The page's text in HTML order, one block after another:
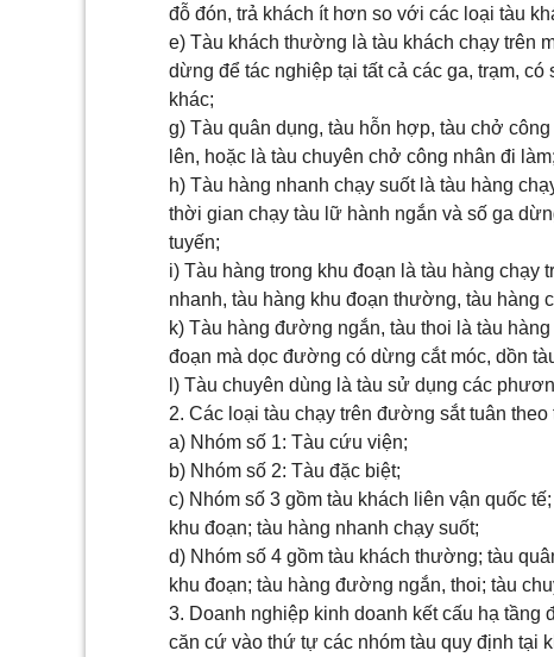
đỗ đón, trả khách ít hơn so với các loại tàu
e) Tàu khách thường là tàu khách chạy trên
dừng để tác nghiệp tại tất cả các ga, trạm,
khác;
g) Tàu quân dụng, tàu hỗn hợp, tàu chở
lên, hoặc là tàu chuyên chở công nhân đi làm;
h) Tàu hàng nhanh chạy suốt là tàu hàng
thời gian chạy tàu lữ hành ngắn và số ga
tuyến;
i) Tàu hàng trong khu đoạn là tàu hàng chạy
nhanh, tàu hàng khu đoạn thường, tàu hàng
k) Tàu hàng đường ngắn, tàu thoi là tàu
đoạn mà dọc đường có dừng cắt móc, dồn
l) Tàu chuyên dùng là tàu sử dụng các
2. Các loại tàu chạy trên đường sắt tuân
a) Nhóm số 1: Tàu cứu viện;
b) Nhóm số 2: Tàu đặc biệt;
c) Nhóm số 3 gồm tàu khách liên vận quốc
khu đoạn; tàu hàng nhanh chạy suốt;
d) Nhóm số 4 gồm tàu khách thường; tàu
khu đoạn; tàu hàng đường ngắn, thoi; tàu
3. Doanh nghiệp kinh doanh kết cấu hạ
căn cứ vào thứ tự các nhóm tàu quy định tại